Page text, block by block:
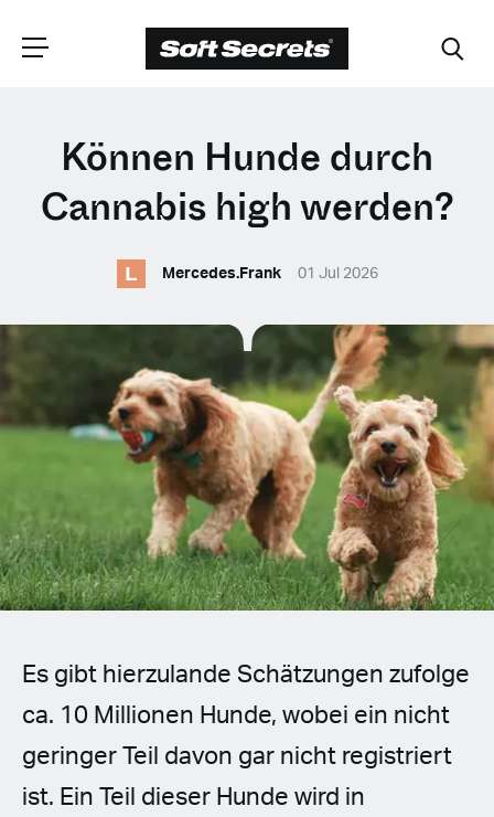
WÄHLEN SIE
IHRE POSITION
English (United Kingdom)
English (United States)
Spanish (Spain)
Spanish (Latin America)
German
French
Italian
Polish
Können Hunde durch
Cannabis high werden?
L Mercedes.Frank 01 Jul 2026
Es gibt hierzulande Schätzungen zufolge
ca. 10 Millionen Hunde, wobei ein nicht
geringer Teil davon gar nicht registriert
ist. Ein Teil dieser Hunde wird in